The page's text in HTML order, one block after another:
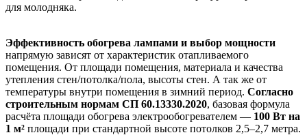
для молодняка.
Эффективность обогрева лампами и выбор мощности
напрямую зависят от характеристик отапливаемого
помещения. От площади помещения, материала и качества
утепления стен/потолка/пола, высоты стен. А так же от
температуры внутри помещения в зимний период. Согласно
строительным нормам СП 60.13330.2020, базовая формула
расчёта площади обогрева электрообогревателем — 100 Вт на
1 м² площади при стандартной высоте потолков 2,5–2,7 метра.